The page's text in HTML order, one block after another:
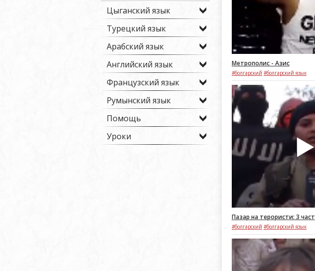
Цыганский язык
Турецкий язык
Арабский язык
Английский язык
Французский язык
Румынский язык
Помощь
Уроки
Метрополис - Азис
#болгарский #болгарский язык
Пазар на терористи: 3 част
#болгарский #болгарский язык